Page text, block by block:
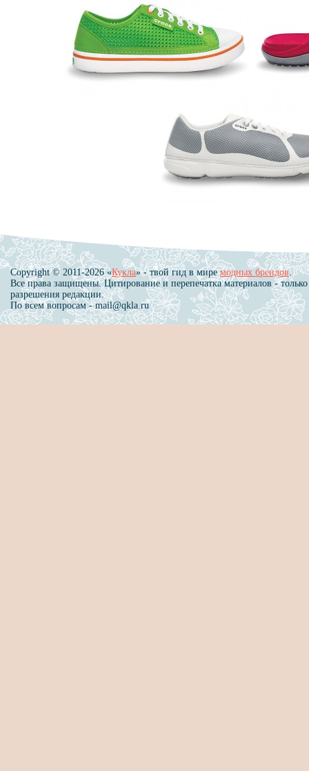
Copyright © 2011-2026 «Кукла» - твой гид в миремодных брендов.
Все права защищены. Цитирование и перепечатка материалов - только
разрешения редакции.
По всем вопросам - mail@qkla.ru